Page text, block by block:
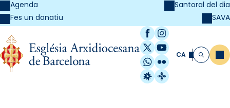
Agenda
Fes un donatiu
Santoral del dia
SAVA
Facebook
Instagram
X / Twitter
YouTube
WhatsApp
Flickr
Radio Estel
Catalunya
CA Cerca